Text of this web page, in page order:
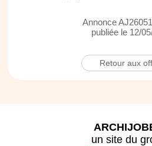
Annonce
publiée le 12/
Retour aux
un site du